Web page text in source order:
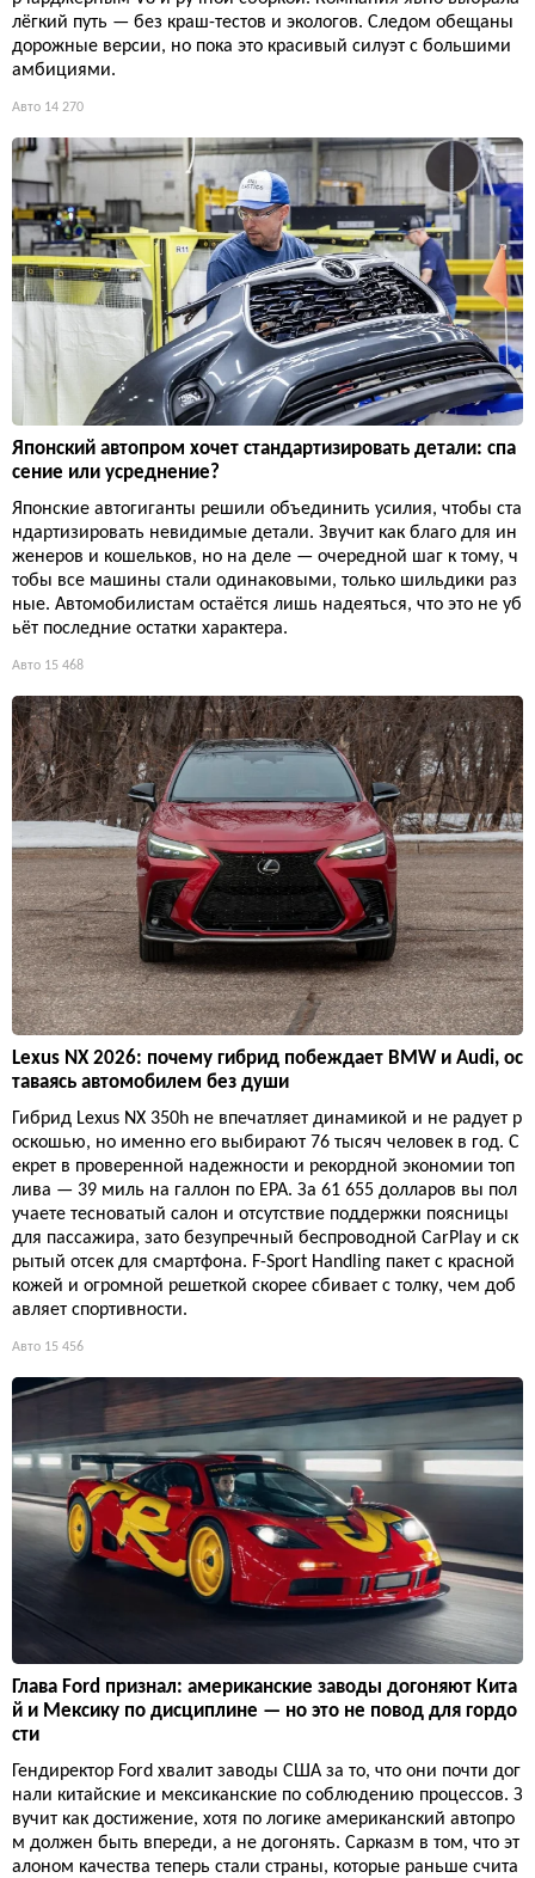
лёгкий путь — без краш-тестов и экологов. Следом обещаны
дорожные версии, но пока это красивый силуэт с большими
амбициями.
Авто 14 270
Японский автопром хочет стандартизировать детали: спа
сение или усреднение?
Японские автогиганты решили объединить усилия, чтобы ста
ндартизировать невидимые детали. Звучит как благо для ин
женеров и кошельков, но на деле — очередной шаг к тому, ч
тобы все машины стали одинаковыми, только шильдики раз
ные. Автомобилистам остаётся лишь надеяться, что это не уб
ьёт последние остатки характера.
Авто 15 468
Lexus NX 2026: почему гибрид побеждает BMW и Audi, ос
таваясь автомобилем без души
Гибрид Lexus NX 350h не впечатляет динамикой и не радует р
оскошью, но именно его выбирают 76 тысяч человек в год. С
екрет в проверенной надежности и рекордной экономии топ
лива — 39 миль на галлон по EPA. За 61 655 долларов вы пол
учаете тесноватый салон и отсутствие поддержки поясницы
для пассажира, зато безупречный беспроводной CarPlay и ск
рытый отсек для смартфона. F-Sport Handling пакет с красной
кожей и огромной решеткой скорее сбивает с толку, чем доб
авляет спортивности.
Авто 15 456
Глава Ford признал: американские заводы догоняют Кита
й и Мексику по дисциплине — но это не повод для гордо
сти
Гендиректор Ford хвалит заводы США за то, что они почти дог
нали китайские и мексиканские по соблюдению процессов. З
вучит как достижение, хотя по логике американский автопро
м должен быть впереди, а не догонять. Сарказм в том, что эт
алоном качества теперь стали страны, которые раньше счита